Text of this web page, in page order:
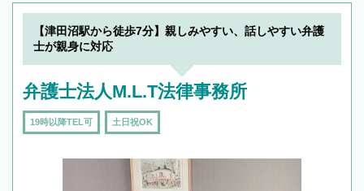
【津田沼駅から徒歩7分】親しみやすい、話しやすい弁護
士が親身に対応
弁護士法人M.L.T法律事務所
19時以降TEL可 土日祝OK